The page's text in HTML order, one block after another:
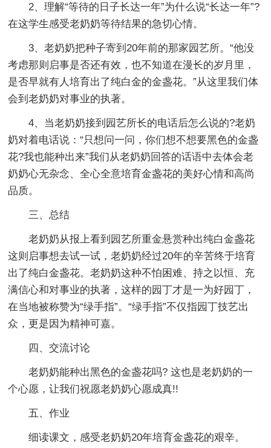
2、理解“等待的日子长达一年”为什么说“长达一年”?
在这学生感受老奶奶等待结果的急切心情。
3、老奶奶把种子寄到20年前的那家园艺所。“他没
考虑那则启事是否还有效，也不知道在漫长的岁月里，
是否早就有人培育出了纯白金的金盏花。”从这里我们体
会到老奶奶对事业的执著。
4、当老奶奶接到园艺所长的电话后怎么说的?老奶
奶对着电话说：“只想问一问，你们想不想要黑色的金盏
花?我也能种出来”我们从老奶奶回答的话语中去体会老
奶奶心无杂念、全心全意培育金盏花的美好心情和高尚
品质。
三、总结
老奶奶从报上看到园艺所重金悬赏种出纯白金盏花
这则启事想去试一试，老奶奶经过20年的辛苦终于培育
出了纯白金盏花。老奶奶这种不怕困难、持之以恒、充
满信心和对事业的执著，这样的园丁才是一为好园丁，
在当地被称赞为“绿手指”。“绿手指”不仅指园丁技艺出
众，更是因为精神可嘉。
四、交流讨论
老奶奶能种出黑色的金盏花吗? 这也是老奶奶的一
个心愿，让我们祝愿老奶奶心愿成真!!
五、作业
细读课文，感受老奶奶20年培育金盏花的艰辛。